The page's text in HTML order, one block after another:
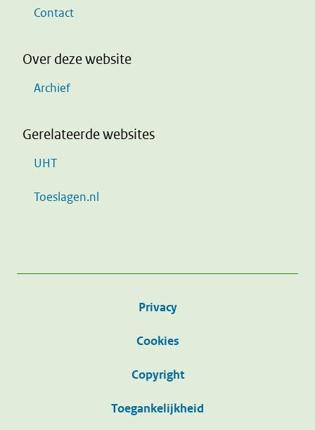
Contact
Over deze website
Archief
Gerelateerde websites
UHT
Toeslagen.nl
Privacy
Cookies
Copyright
Toegankelijkheid